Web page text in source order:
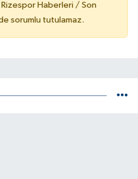
Haberleri / Son
sorumlu tutulamaz.